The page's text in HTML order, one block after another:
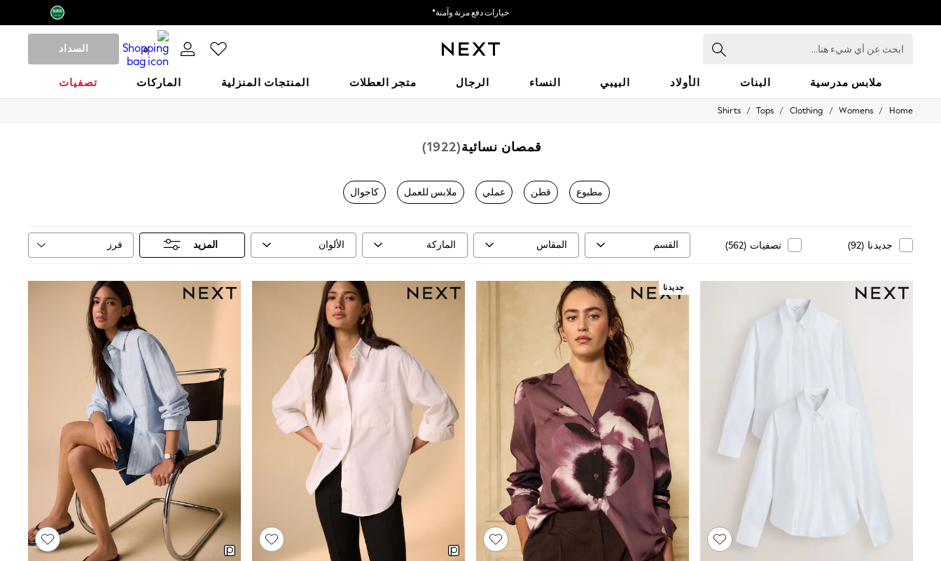
خيارات دفع مرنة وآمنة*
عن
0 السداد
ملابس مدرسية البنات الأولاد البيبي النساء الرجال متجر العطلات المنتجات المنزلية الماركات تصفيات
HOLIDAY SHOP
Dresses
Linen Collection
Swimwear & Beachwear
Tops & T-Shirts
Sandals & Sliders
Women's Holiday Shop
Sandals
Swimwear
Jumpsuits & Playsuits
Beachwear
Home
/
Womens
/
Clothing
/
Tops
/
Shirts
قمصان نسائية(1922)
مطبوع قطن عملي ملابس للعمل كاجوال
جديدنا (
92
) تصفيات (
562
) القسم المقاس الماركة الألوان المزيد فرز
جديدنا